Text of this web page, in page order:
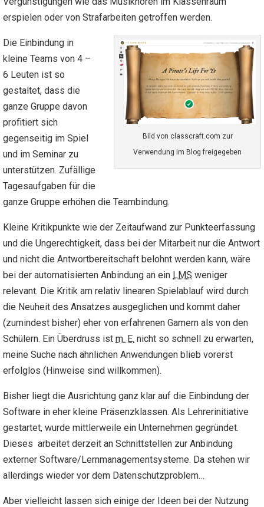
erspielen oder von Strafarbeiten getroffen werden.
Bild von classcraft.com zur
Verwendung im Blog freigegeben
Die Einbindung in
kleine Teams von 4 –
6 Leuten ist so
gestaltet, dass die
ganze Gruppe davon
profitiert sich
gegenseitig im Spiel
und im Seminar zu
unterstützen. Zufällige
Tagesaufgaben für die
ganze Gruppe erhöhen die Teambindung.
Kleine Kritikpunkte wie der Zeitaufwand zur Punkteerfassung
und die Ungerechtigkeit, dass bei der Mitarbeit nur die Antwort
und nicht die Antwortbereitschaft belohnt werden kann, wäre
bei der automatisierten Anbindung an ein LMS weniger
relevant. Die Kritik am relativ linearen Spielablauf wird durch
die Neuheit des Ansatzes ausgeglichen und kommt daher
(zumindest bisher) eher von erfahrenen Gamern als von den
Schülern. Ein Überdruss ist m. E. nicht so schnell zu erwarten,
meine Suche nach ähnlichen Anwendungen blieb vorerst
erfolglos (Hinweise sind willkommen).
Bisher liegt die Ausrichtung ganz klar auf die Einbindung der
Software in eher kleine Präsenzklassen. Als Lehrerinitiative
gestartet, wurde mittlerweile ein Unternehmen gegründet.
Dieses arbeitet derzeit an Schnittstellen zur Anbindung
externer Software/Lernmanagementsysteme. Da stehen wir
allerdings wieder vor dem Datenschutzproblem…
Aber vielleicht lassen sich einige der Ideen bei der Nutzung